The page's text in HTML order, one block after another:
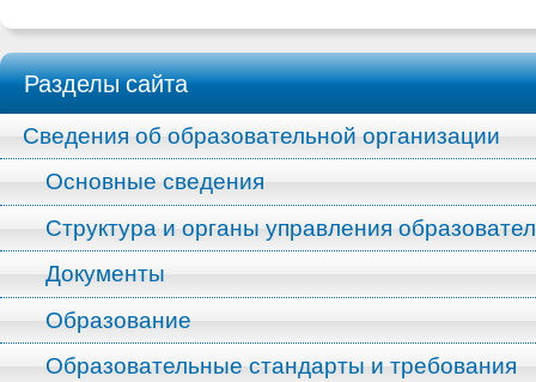
Разделы сайта
Сведения об образовательной организации
Основные сведения
Структура и органы управления
Документы
Образование
Образовательные стандарты и требования